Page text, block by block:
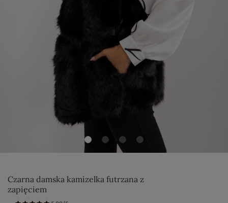
Czarna damska kamizelka futrzana z
zapięciem